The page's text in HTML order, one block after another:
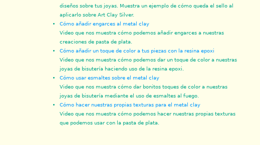
diseños sobre tus joyas. Muestra un ejemplo de cómo queda el sello al
aplicarlo sobre Art Clay Silver.
Cómo añadir engarces al metal clay
Video que nos muestra cómo podemos añadir engarces a nuestras
creaciones de pasta de plata.
Cómo añadir un toque de color a tus piezas con la resina epoxi
Video que nos muestra cómo podemos dar un toque de color a nuestras
joyas de bisutería haciendo uso de la resina epoxi.
Cómo usar esmaltes sobre el metal clay
Video que nos muestra cómo dar bonitos toques de color a nuestras
joyas de bisutería mediante el uso de esmaltes al fuego.
Cómo hacer nuestras propias texturas para el metal clay
Video que nos muestra cómo podemos hacer nuestras propias texturas
que podemos usar con la pasta de plata.